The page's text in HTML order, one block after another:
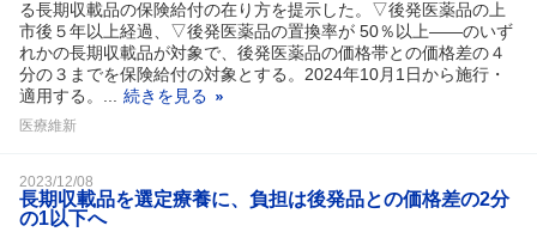
る長期収載品の保険給付の在り方を提示した。▽後発医薬品の上
市後５年以上経過、▽後発医薬品の置換率が 50％以上――のいず
れかの長期収載品が対象で、後発医薬品の価格帯との価格差の４
分の３までを保険給付の対象とする。2024年10月1日から施行・
適用する。... 続きを見る
医療維新
2023/12/08
長期収載品を選定療養に、負担は後発品との価格差の2分
の1以下へ